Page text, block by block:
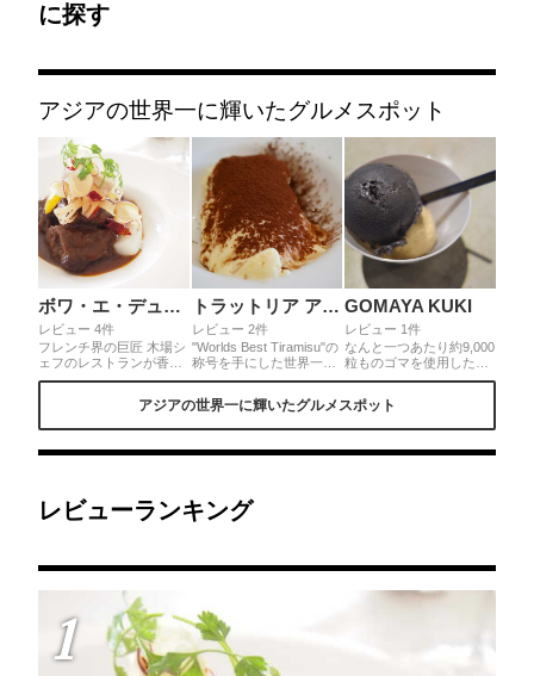
に探す
アジアの世界一に輝いたグルメスポット
ボワ・エ・デュポン
レビュー 4件
フレンチ界の巨匠 木場シ
ェフのレストランが香川
県にあること自体が誇
なフレンチ料理を堪能す
トラットリア アル・ポンピエーレ
レビュー 2件
"Worlds Best Tiramisu"の
称号を手にした世界一の
ティラミスはアル・ポン
ト。一切の妥協を許さな
なおいしさを追及した絶
GOMAYA KUKI
レビュー 1件
なんと一つあたり約9,000
粒ものゴマを使用した、
世界一超濃厚ごまアイス
KUKI』。ゴマの風味とね
覚アイス！◎老舗ごまメ
原宿店オープン
アジアの世界一に輝いたグルメスポット
レビューランキング
1